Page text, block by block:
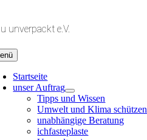
springen
unverpackt e.V.
Startseite
unser Auftrag
Tipps und Wissen
Umwelt und Klima schützen
unabhängige Beratung
ichfasteplaste